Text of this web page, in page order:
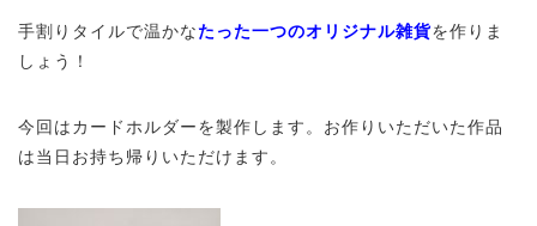
手割りタイルで温かなたった一つのオリジナル雑貨を作りま
しょう！
今回はカードホルダーを製作します。お作りいただいた作品
は当日お持ち帰りいただけます。